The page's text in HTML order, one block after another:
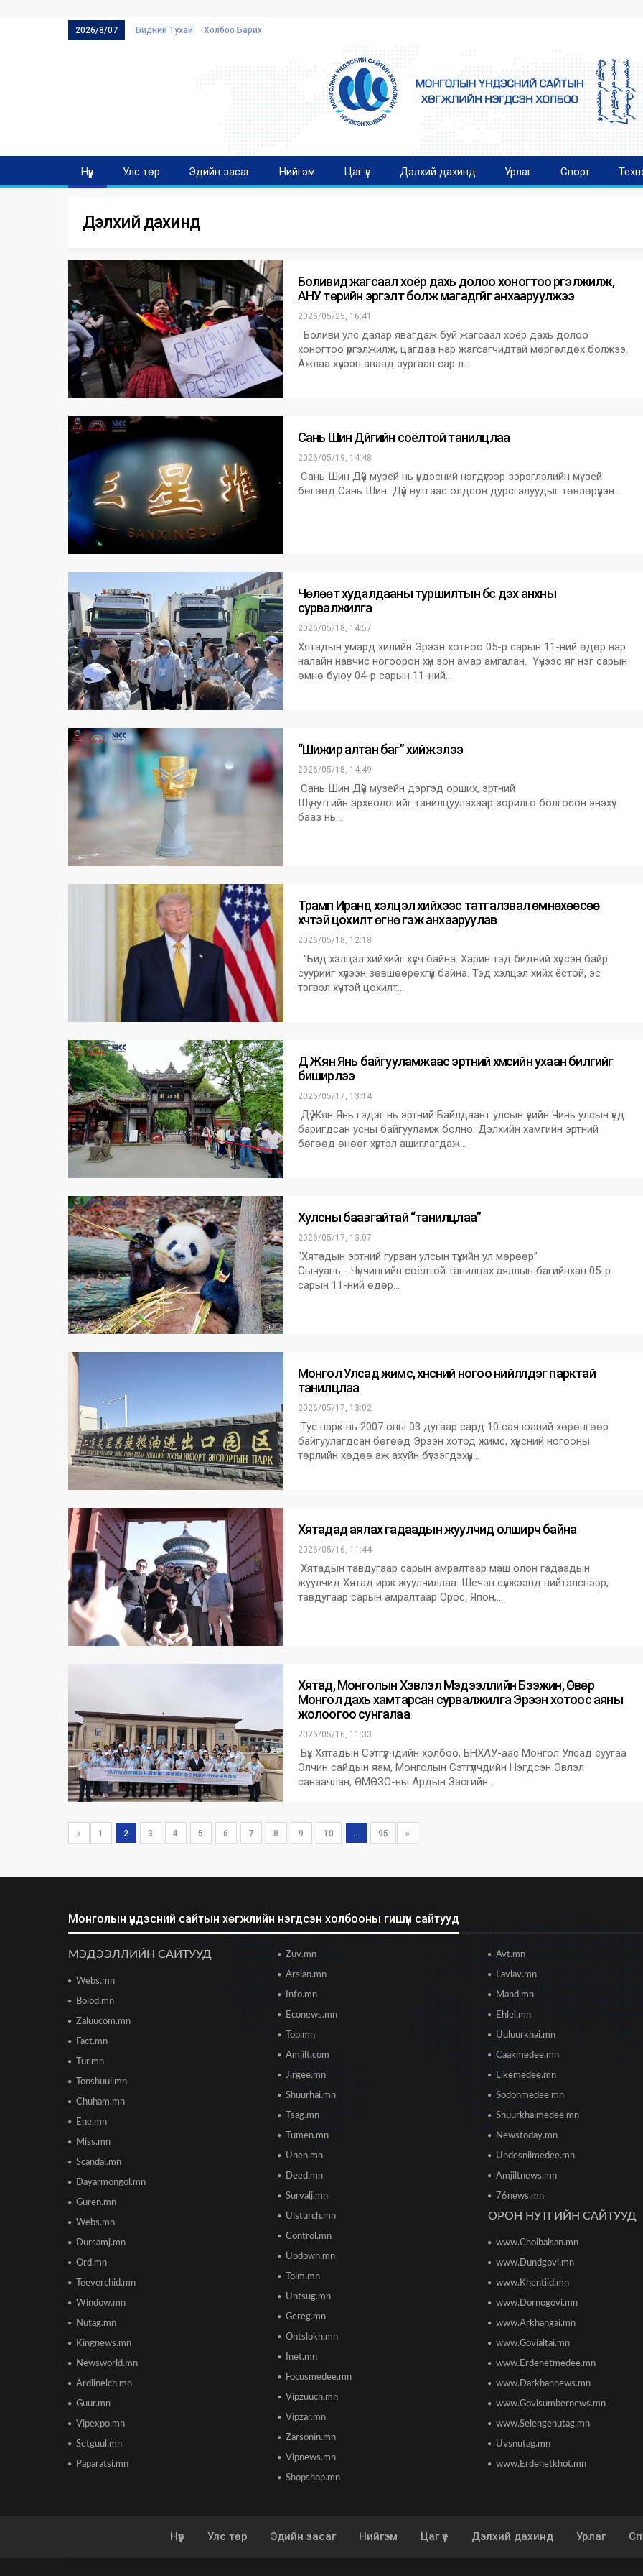
2026/8/07 Бидний Тухай Холбоо Барих
Нүүр Улс төр Эдийн засаг Нийгэм Цаг үе Дэлхий дахинд Урлаг Спорт
Дэлхий дахинд
Боливид жагсаал хоёр дахь долоо хоногтоо үргэлжилж,
АНУ төрийн эргэлт болж магадгүйг анхааруулжээ
2026/05/25, 16:41
Боливи улс даяар явагдаж буй жагсаал хоёр дахь долоо
хоногтоо үргэлжилж, цагдаа нар жагсагчидтай мөргөлдөх болжээ.
Ажлаа хүлээн аваад зургаан сар л…
Сань Шин Дүйгийн соёлтой танилцлаа
2026/05/19, 14:48
Сань Шин Дүй музей нь үндэсний нэгдүгээр зэрэглэлийн музей
бөгөөд Сань Шин Дүй нутгаас олдсон дурсгалуудыг төвлөрүүлэн…
Чөлөөт худалдааны туршилтын бүс дэх анхны
сурвалжилга
2026/05/18, 14:57
Хятадын умард хилийн Эрээн хотноо 05-р сарын 11-ний өдөр нар
налайн навчис ногоорон хүн зон амар амгалан. Үүнээс яг нэг сарын
өмнө буюу 04-р сарын 11-ний…
“Шижир алтан баг” хийж үзлээ
2026/05/18, 14:49
Сань Шин Дүй музейн дэргэд орших, эртний
Шү нутгийн археологийг танилцуулахаар зорилго болгосон энэхүү
бааз нь…
Трамп Иранд хэлцэл хийхээс татгалзвал өмнөхөөсөө
хүчтэй цохилт өгнө гэж анхааруулав
2026/05/18, 12:18
"Бид хэлцэл хийхийг хүсч байна. Харин тэд бидний хүссэн байр
суурийг хүлээн зөвшөөрөхгүй байна. Тэд хэлцэл хийх ёстой, эс
тэгвэл хүчтэй цохилт…
Дү Жян Янь байгууламжаас эртний хүмүүсийн ухаан билгийг
биширлээ
2026/05/17, 13:14
Дү Жян Янь гэдэг нь эртний Байлдаант улсын үеийн Чинь улсын үед
баригдсан усны байгууламж болно. Дэлхийн хамгийн эртний
бөгөөд өнөөг хүртэл ашиглагдаж…
Хулсны баавгайтай “танилцлаа”
2026/05/17, 13:07
“Хятадын эртний гурван улсын түүхийн ул мөрөөр”
Сычуань - Чүнчингийн соёлтой танилцах аяллын багийнхан 05-р
сарын 11-ний өдөр…
Монгол Улсад жимс, хүнсний ногоо нийлүүлдэг парктай
танилцлаа
2026/05/17, 13:02
Тус парк нь 2007 оны 03 дугаар сард 10 сая юаний хөрөнгөөр
байгуулагдсан бөгөөд Эрээн хотод жимс, хүнсний ногооны
төрлийн хөдөө аж ахуйн бүтээгдэхүүн…
Хятадад аялах гадаадын жуулчид олширч байна
2026/05/16, 11:44
Хятадын тавдугаар сарын амралтаар маш олон гадаадын
жуулчид Хятад ирж жуулчиллаа. Шечэн сүлжээнд нийтэлснээр,
тавдугаар сарын амралтаар Орос, Япон,…
Хятад, Монголын Хэвлэл Мэдээллийн Бээжин, Өвөр
Монгол дахь хамтарсан сурвалжилга Эрээн хотоос аяны
жолоогоо сунгалаа
2026/05/16, 11:33
Бүх Хятадын Сэтгүүлчдийн холбоо, БНХАУ-аас Монгол Улсад суугаа
Элчин сайдын яам, Монголын Сэтгүүлчдийн Нэгдсэн Эвлэл
санаачлан, ӨМӨЗО-ны Ардын Засгийн…
« 1 2 3 4 5 6 7 8 9 10 ... 95 »
Монголын үндэсний сайтын хөгжлийн нэгдсэн холбооны гишүүн сайтууд
МЭДЭЭЛЛИЙН САЙТУУД
Webs.mn
Bolod.mn
Zaluucom.mn
Fact.mn
Tur.mn
Tonshuul.mn
Chuham.mn
Ene.mn
Miss.mn
Scandal.mn
Dayarmongol.mn
Guren.mn
Webs.mn
Dursamj.mn
Ord.mn
Teeverchid.mn
Window.mn
Nutag.mn
Kingnews.mn
Newsworld.mn
Ardiinelch.mn
Guur.mn
Vipexpo.mn
Setguul.mn
Paparatsi.mn
Zuv.mn
Arslan.mn
Info.mn
Econews.mn
Top.mn
Amjilt.com
Jirgee.mn
Shuurhai.mn
Tsag.mn
Tumen.mn
Unen.mn
Deed.mn
Survalj.mn
Ulsturch.mn
Control.mn
Updown.mn
Toim.mn
Untsug.mn
Gereg.mn
Ontslokh.mn
Inet.mn
Focusmedee.mn
Vipzuuch.mn
Vipzar.mn
Zarsonin.mn
Vipnews.mn
Shopshop.mn
Avt.mn
Lavlav.mn
Mand.mn
Ehlel.mn
Uuluurkhai.mn
Caakmedee.mn
Likemedee.mn
Sodonmedee.mn
Shuurkhaimedee.mn
Newstoday.mn
Undesniimedee.mn
Amjiltnews.mn
76news.mn
ОРОН НУТГИЙН САЙТУУД
www.Choibalsan.mn
www.Dundgovi.mn
www.Khentiid.mn
www.Dornogovi.mn
www.Arkhangai.mn
www.Govialtai.mn
www.Erdenetmedee.mn
www.Darkhannews.mn
www.Govisumbernews.mn
www.Selengenutag.mn
Uvsnutag.mn
www.Erdenetkhot.mn
Нүүр Улс төр Эдийн засаг Нийгэм Цаг үе Дэлхий дахинд Урлаг